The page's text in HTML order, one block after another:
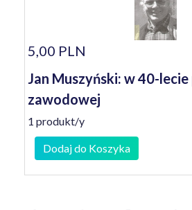
5,00 PLN
Jan Muszyński: w 40-
zawodowej
1 produkt/y
Dodaj do Koszyka